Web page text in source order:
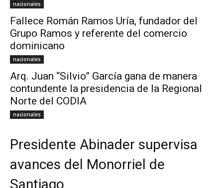
nacionales
Fallece Román Ramos Uría, fundador del
Grupo Ramos y referente del comercio
dominicano
nacionales
Arq. Juan “Silvio” García gana de manera
contundente la presidencia de la Regional
Norte del CODIA
nacionales
Presidente Abinader supervisa
avances del Monorriel de
Santiago